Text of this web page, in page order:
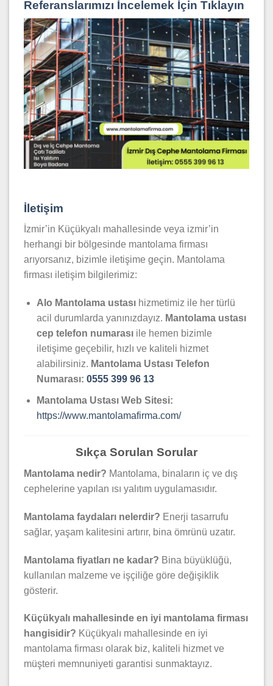
Referanslarımızı İncelemek İçin Tıklayın
İletişim
İzmir’in Küçükyalı mahallesinde veya izmir’in
herhangi bir bölgesinde mantolama firması
arıyorsanız, bizimle iletişime geçin. Mantolama
firması iletişim bilgilerimiz:
Alo Mantolama ustasıhizmetimiz ile her türlü
acil durumlarda yanınızdayız. Mantolama ustası
cep telefon numarasıile hemen bizimle
iletişime geçebilir, hızlı ve kaliteli hizmet
alabilirsiniz. Mantolama Ustası Telefon
Numarası: 0555 399 96 13
Mantolama Ustası Web Sitesi:
https://www.mantolamafirma.com/
Sıkça Sorulan Sorular
Mantolama nedir? Mantolama, binaların iç ve dış
cephelerine yapılan ısı yalıtım uygulamasıdır.
Mantolama faydaları nelerdir? Enerji tasarrufu
sağlar, yaşam kalitesini artırır, bina ömrünü uzatır.
Mantolama fiyatları ne kadar? Bina büyüklüğü,
kullanılan malzeme ve işçiliğe göre değişiklik
gösterir.
Küçükyalı mahallesinde en iyi mantolama firması
hangisidir? Küçükyalı mahallesinde en iyi
mantolama firması olarak biz, kaliteli hizmet ve
müşteri memnuniyeti garantisi sunmaktayız.